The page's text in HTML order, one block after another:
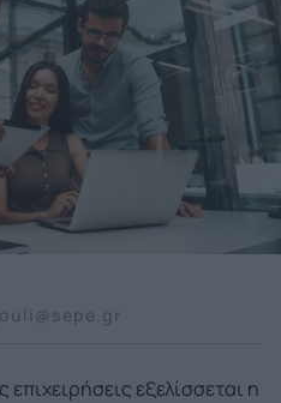
εξελίσσεται η